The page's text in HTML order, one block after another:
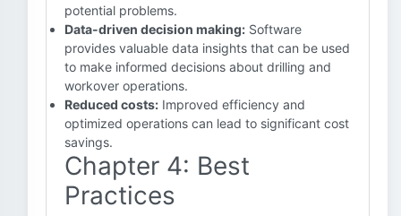
potential problems.
Data-driven decision making: Software
provides valuable data insights that can be used
to make informed decisions about drilling and
workover operations.
Reduced costs: Improved efficiency and
optimized operations can lead to significant cost
savings.
Chapter 4: Best
Practices